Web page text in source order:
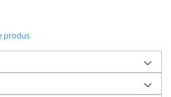
materialului, cu capete
ieșire prin orificiu tip butonieră
cusăturile laterale
produs